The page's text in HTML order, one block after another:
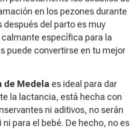
en los pezones durante
después del parto es muy
específica para la
puede convertirse en tu mejor
de Medela es ideal para dar
la lactancia, está hecha con
ni aditivos, no serán
para el bebé. De hecho, no es